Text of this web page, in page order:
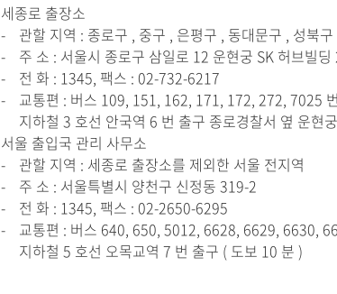
세종로 출장소
-
관할 지역 : 종로구 , 중구 , 은평구 , 동대문구 , 성북
-
주 소 : 서울시 종로구 삼일로 12 운현궁 SK 허브빌딩
-
전 화 : 1345, 팩스 : 02-732-6217
-
교통편 : 버스 109, 151, 162, 171, 172, 272, 7025 번
지하철 3 호선 안국역 6 번 출구 종로경찰서 옆 운현
서울 출입국 관리 사무소
-
관할 지역 : 세종로 출장소를 제외한 서울 전지역
-
주 소 : 서울특별시 양천구 신정동 319-2
-
전 화 : 1345, 팩스 : 02-2650-6295
-
교통편 : 버스 640, 650, 5012, 6628, 6629, 6630,
지하철 5 호선 오목교역 7 번 출구 ( 도보 10 분 )